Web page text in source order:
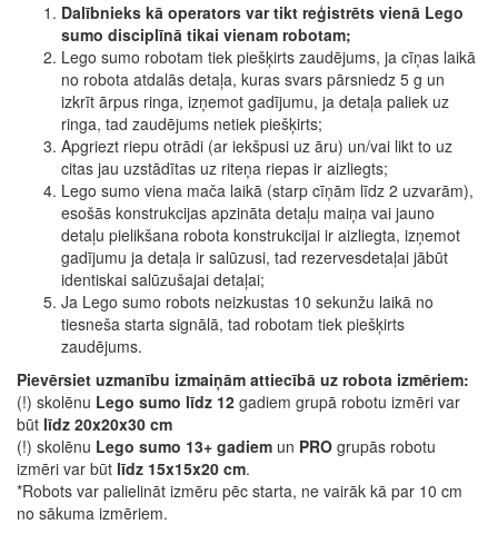
Dalībnieks kā operators var tikt reģistrēts vienā Lego
sumo disciplīnā tikai vienam robotam;
Lego sumo robotam tiek piešķirts zaudējums, ja cīņas laikā
no robota atdalās detaļa, kuras svars pārsniedz 5 g un
izkrīt ārpus ringa, izņemot gadījumu, ja detaļa paliek uz
ringa, tad zaudējums netiek piešķirts;
Apgriezt riepu otrādi (ar iekšpusi uz āru) un/vai likt to uz
citas jau uzstādītas uz riteņa riepas ir aizliegts;
Lego sumo viena mača laikā (starp cīņām līdz 2 uzvarām),
esošās konstrukcijas apzināta detaļu maiņa vai jauno
detaļu pielikšana robota konstrukcijai ir aizliegta, izņemot
gadījumu ja detaļa ir salūzusi, tad rezervesdetaļai jābūt
identiskai salūzušajai detaļai;
Ja Lego sumo robots neizkustas 10 sekunžu laikā no
tiesneša starta signālā, tad robotam tiek piešķirts
zaudējums.
Pievērsiet uzmanību izmaiņām attiecībā uz robota izmēriem:
(!) skolēnu Lego sumo līdz 12 gadiem grupā robotu izmēri var
būt līdz 20x20x30 cm
(!) skolēnu Lego sumo 13+ gadiem un PRO grupās robotu
izmēri var būt līdz 15x15x20 cm.
*Robots var palielināt izmēru pēc starta, ne vairāk kā par 10 cm
no sākuma izmēriem.